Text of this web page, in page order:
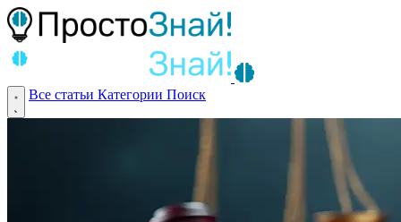
Все статьи Категории Поиск